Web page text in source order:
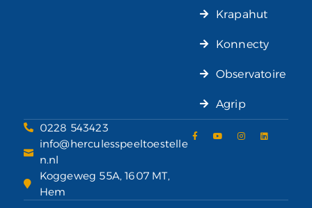
Krapahut
Konnecty
Observatoire
Agrip
0228 543423
info@herculesspeeltoestelle
n.nl
Koggeweg 55A, 1607 MT,
Hem